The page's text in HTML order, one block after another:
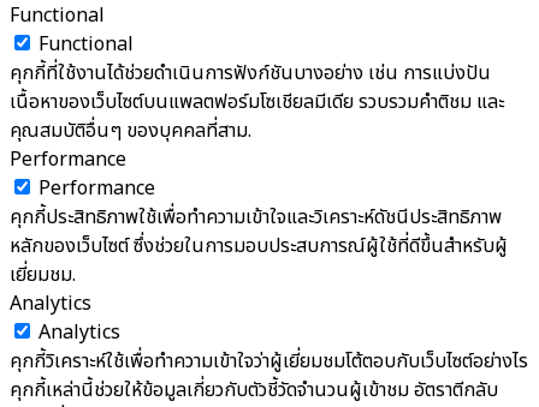
Functional
Functional
คุกกี้ที่ใช้งานได้ช่วยดำเนินการฟังก์ชันบางอย่าง เช่น การแบ่งปัน
เนื้อหาของเว็บไซต์บนแพลตฟอร์มโซเชียลมีเดีย รวบรวมคำติชม และ
คุณสมบัติอื่นๆ ของบุคคลที่สาม.
Performance
Performance
คุกกี้ประสิทธิภาพใช้เพื่อทำความเข้าใจและวิเคราะห์ดัชนีประสิทธิภาพ
หลักของเว็บไซต์ ซึ่งช่วยในการมอบประสบการณ์ผู้ใช้ที่ดีขึ้นสำหรับผู้
เยี่ยมชม.
Analytics
Analytics
คุกกี้วิเคราะห์ใช้เพื่อทำความเข้าใจว่าผู้เยี่ยมชมโต้ตอบกับเว็บไซต์อย่างไร
คุกกี้เหล่านี้ช่วยให้ข้อมูลเกี่ยวกับตัวชี้วัดจำนวนผู้เข้าชม อัตราตีกลับ